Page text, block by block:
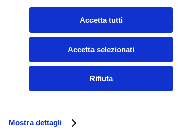
Mostra dettagli
Accetta tutti
Accetta selezionati
Rifiuta